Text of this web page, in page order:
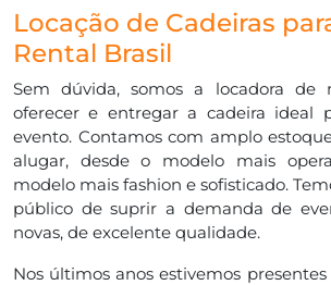
Locação de Cadeiras
Rental Brasil
Sem dúvida, somos a locadora de
oferecer e entregar a cadeira ideal
evento. Contamos com amplo
alugar, desde o modelo mais
modelo mais fashion e sofisticado.
público de suprir a demanda de
novas, de excelente qualidade.
Nos últimos anos estivemos